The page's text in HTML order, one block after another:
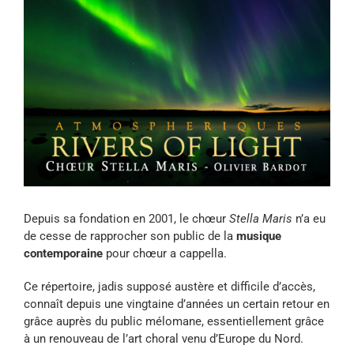
Depuis sa fondation en 2001, le chœur Stella Maris n’a eu
de cesse de rapprocher son public de la musique
contemporainepour chœur a cappella.
Ce répertoire, jadis supposé austère et difficile d’accès,
connaît depuis une vingtaine d’années un certain retour en
grâce auprès du public mélomane, essentiellement grâce
à un renouveau de l’art choral venu d’Europe du Nord.